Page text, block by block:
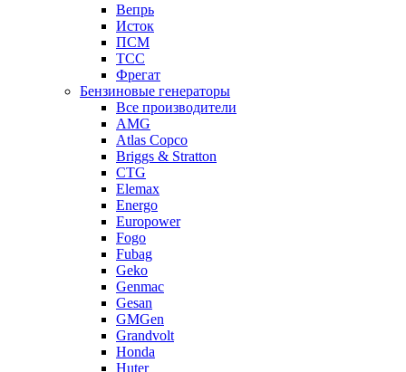
Вепрь
Исток
ПСМ
ТСС
Фрегат
Бензиновые генераторы
Все производители
AMG
Atlas Copco
Briggs & Stratton
CTG
Elemax
Energo
Europower
Fogo
Fubag
Geko
Genmac
Gesan
GMGen
Grandvolt
Honda
Huter